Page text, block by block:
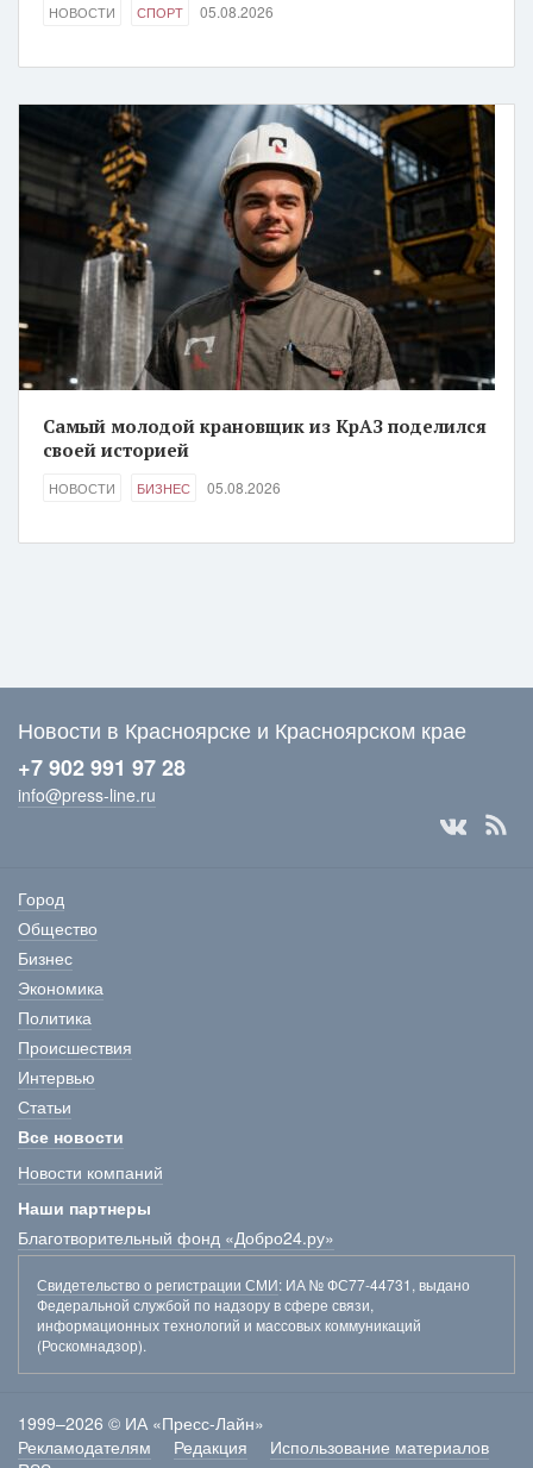
НОВОСТИ СПОРТ 05.08.2026
Самый молодой крановщик из КрАЗ поделился
своей историей
НОВОСТИ БИЗНЕС 05.08.2026
Новости в Красноярске и Красноярском крае
+7 902 991 97 28
info@press-line.ru
Город
Общество
Бизнес
Экономика
Политика
Происшествия
Интервью
Статьи
Все новости
Новости компаний
Наши партнеры
Благотворительный фонд «Добро24.ру»
Свидетельство о регистрации СМИ: ИА № ФС77-44731, выдано
Федеральной службой по надзору в сфере связи,
информационных технологий и массовых коммуникаций
(Роскомнадзор).
1999–2026 © ИА «Пресс-Лайн»
Рекламодателям
Редакция
Использование материалов